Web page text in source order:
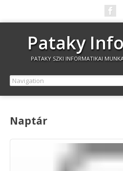
Pataky
PATAKY SZKI INFORMATIKAI
Naptár